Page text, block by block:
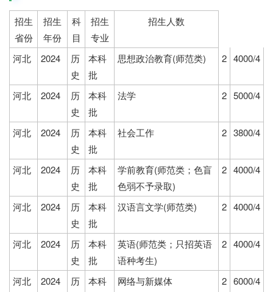
招生
省份
招生
年份
科
目
招生
专业
招生人数
河北 2024
历
史
本科
批
思想政治教育(师范类) 2 4000/4
河北 2024
历
史
本科
批
法学 2 5000/4
河北 2024
历
史
本科
批
社会工作 2 3800/4
河北 2024
历
史
本科
批
学前教育(师范类；色盲
色弱不予录取)
2 4000/4
河北 2024
历
史
本科
批
汉语言文学(师范类) 2 4000/4
河北 2024
历
史
本科
批
英语(师范类；只招英语
语种考生)
2 4000/4
河北 2024
历
本科
网络与新媒体 2 6000/4